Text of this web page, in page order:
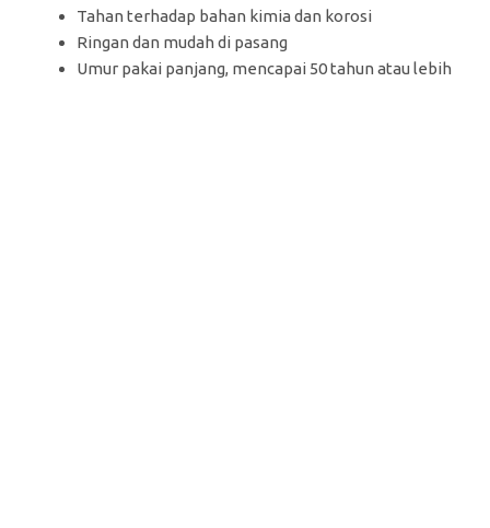
Tahan terhadap bahan kimia dan korosi
Ringan dan mudah di pasang
Umur pakai panjang, mencapai 50 tahun atau lebih